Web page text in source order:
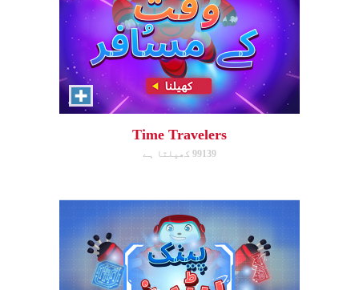
Time Travelers
99139 کھیلتا ہے
Pattern Panic
Follow Gizmo's circuit sequence
and you will level up!